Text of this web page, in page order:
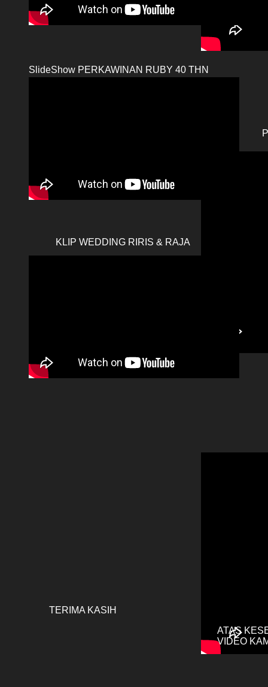
KLIP WEDDING RIRIS & RAJA
SlideShow PERKAWINAN RUBY 40 THN
TERIMA KASIH
ATAS
VIDEO